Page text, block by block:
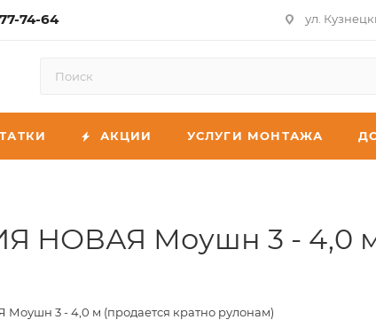
74-64 ул.
АКЦИИ УСЛУГИ МОНТАЖА
НОВАЯ Моушн 3 - 4,0 м
3 - 4,0 м (продается кратно рулонам)